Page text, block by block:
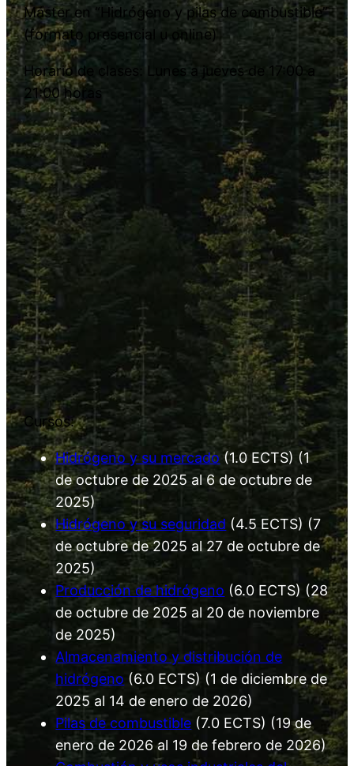
Máster en “Hidrógeno y pilas de combustible”
(formato presencial u online)
Horario de clases: Lunes a jueves de 17:00 a
21:00 horas
Cursos:
Hidrógeno y su mercado (1.0 ECTS) (1
de octubre de 2025 al 6 de octubre de
2025)
Hidrógeno y su seguridad (4.5 ECTS) (7
de octubre de 2025 al 27 de octubre de
2025)
Producción de hidrógeno (6.0 ECTS) (28
de octubre de 2025 al 20 de noviembre
de 2025)
Almacenamiento y distribución de
hidrógeno (6.0 ECTS) (1 de diciembre de
2025 al 14 de enero de 2026)
Pilas de combustible (7.0 ECTS) (19 de
enero de 2026 al 19 de febrero de 2026)